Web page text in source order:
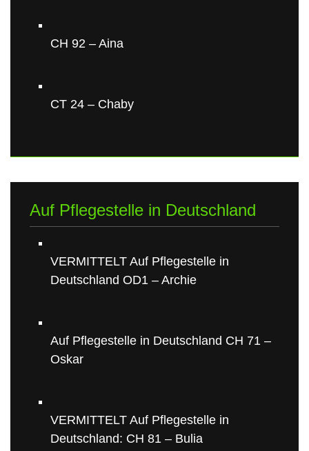
CH 92 – Aina
CT 24 – Chaby
Auf Pflegestelle in Deutschland
VERMITTELT Auf Pflegestelle in
Deutschland OD1 – Archie
Auf Pflegestelle in Deutschland CH 71 –
Oskar
VERMITTELT Auf Pflegestelle in
Deutschland: CH 81 – Bulia